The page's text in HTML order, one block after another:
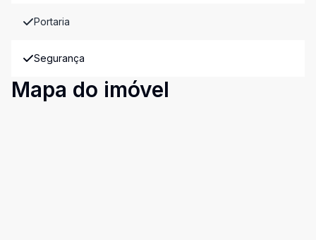
Portaria
Segurança
Mapa do imóvel